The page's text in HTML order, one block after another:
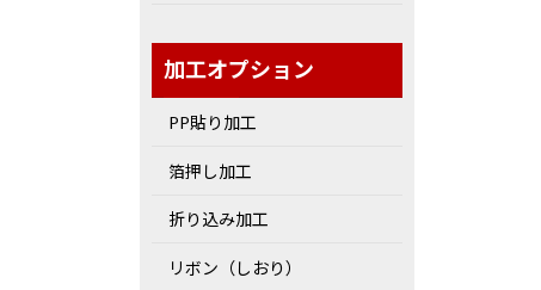
加工オプション
PP貼り加工
箔押し加工
折り込み加工
リボン（しおり）